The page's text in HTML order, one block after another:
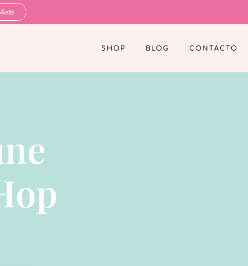
SHOP BLOG CONTACTO